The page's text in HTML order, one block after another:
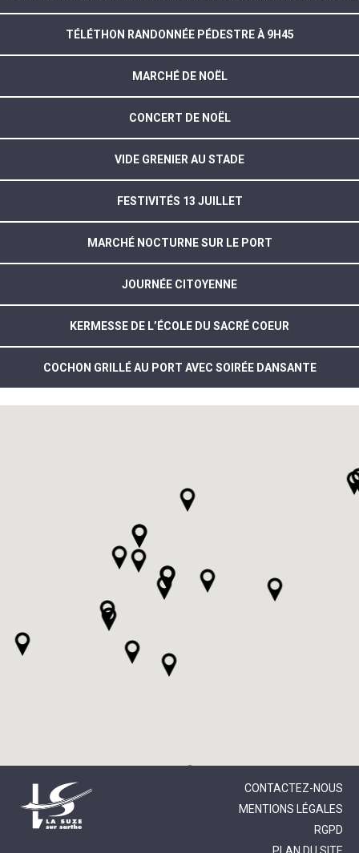
TÉLÉTHON RANDONNÉE PÉDESTRE À 9H45
MARCHÉ DE NOËL
CONCERT DE NOËL
VIDE GRENIER AU STADE
FESTIVITÉS 13 JUILLET
MARCHÉ NOCTURNE SUR LE PORT
JOURNÉE CITOYENNE
KERMESSE DE L’ÉCOLE DU SACRÉ COEUR
COCHON GRILLÉ AU PORT AVEC SOIRÉE DANSANTE
CONTACTEZ-NOUS
MENTIONS LÉGALES
RGPD